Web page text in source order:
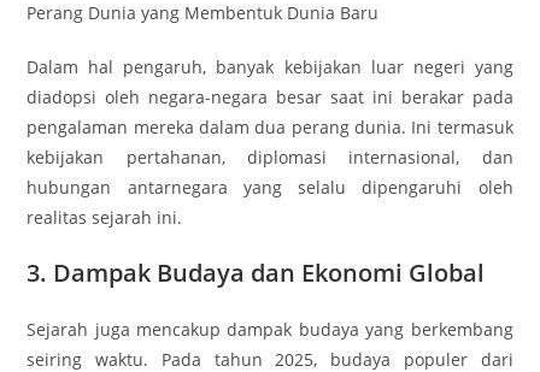
Perang Dunia yang Membentuk Dunia Baru
Dalam hal pengaruh, banyak kebijakan luar negeri yang
diadopsi oleh negara-negara besar saat ini berakar pada
pengalaman mereka dalam dua perang dunia. Ini termasuk
kebijakan pertahanan, diplomasi internasional, dan
hubungan antarnegara yang selalu dipengaruhi oleh
realitas sejarah ini.
3. Dampak Budaya dan Ekonomi Global
Sejarah juga mencakup dampak budaya yang berkembang
seiring waktu. Pada tahun 2025, budaya populer dari